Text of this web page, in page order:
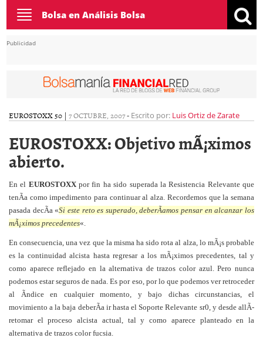
Toggle
navigation
Bolsa en Análisis Bolsa
Publicidad
EUROSTOXX 50 | 7 OCTUBRE, 2007- Escrito por: Luis Ortiz de Zarate
EUROSTOXX: Objetivo mÃ¡ximos
abierto.
En el EUROSTOXXpor fin ha sido superada la Resistencia Relevante que
tenÃ­a como impedimento para continuar al alza. Recordemos que la semana
pasada decÃ­a «Si este reto es superado, deberÃ­amos pensar en alcanzar los
mÃ¡ximos precedentes«.
En consecuencia, una vez que la misma ha sido rota al alza,lo mÃ¡s probable
es la continuidad alcista hasta regresar a los mÃ¡ximos precedentes, tal y
como aparece reflejado en la alternativa de trazos color azul. Pero nunca
podemos estar seguros de nada. Es por eso, por lo que podemos ver retroceder
al Ã­ndice en cualquier momento, y bajo dichas circunstancias, el
movimiento a la baja deberÃ­a ir hasta el Soporte Relevante sr0, y desde allÃ­
retomar el proceso alcista actual, tal y como aparece planteado en la
alternativa de trazos color fucsia.